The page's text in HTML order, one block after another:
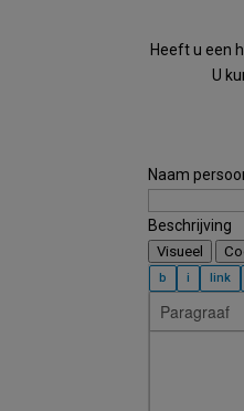
Heeft u een
U
Naam
Beschrijving
Visueel
Paragraaf